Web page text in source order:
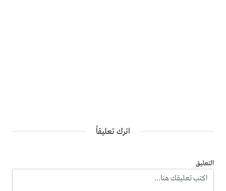
اترك تعليقاً
التعليق